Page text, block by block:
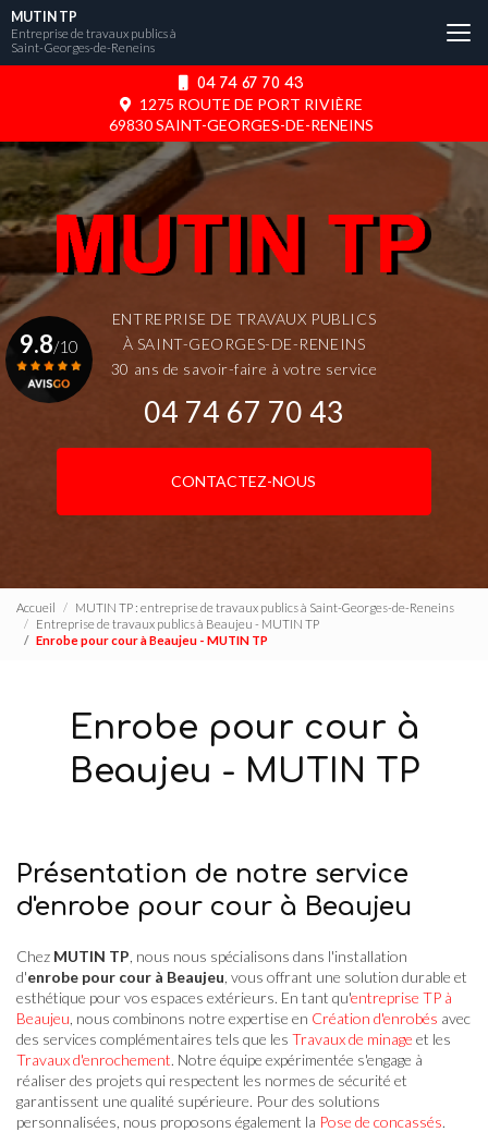
Aller
au
contenu
04 74 67 70 43
1275 ROUTE DE PORT RIVIÈRE
69830 SAINT-GEORGES-DE-RENEINS
MUTIN TP
Entreprise de travaux publics à
Saint-Georges-de-Reneins
ENTREPRISE DE TRAVAUX PUBLICS
À SAINT-GEORGES-DE-RENEINS
30 ans de savoir-faire à votre service
04 74 67 70 43
CONTACTEZ-NOUS
9.8/10
Accueil
MUTIN TP : entreprise de travaux publics à Saint-Georges-de-Reneins
Entreprise de travaux publics à Beaujeu - MUTIN TP
Enrobe pour cour à Beaujeu - MUTIN TP
Enrobe pour cour à
Beaujeu - MUTIN TP
Présentation de notre service
d'enrobe pour cour à Beaujeu
Chez MUTIN TP , nous nous spécialisons dans l'installation
d'enrobe pour cour à Beaujeu , vous offrant une solution durable et
esthétique pour vos espaces extérieurs. En tant qu'entreprise TP à
Beaujeu , nous combinons notre expertise en Création d'enrobés avec
des services complémentaires tels que les Travaux de minage et les
Travaux d'enrochement. Notre équipe expérimentée s'engage à
réaliser des projets qui respectent les normes de sécurité et
garantissent une qualité supérieure. Pour des solutions
personnalisées, nous proposons également la Pose de concassés.